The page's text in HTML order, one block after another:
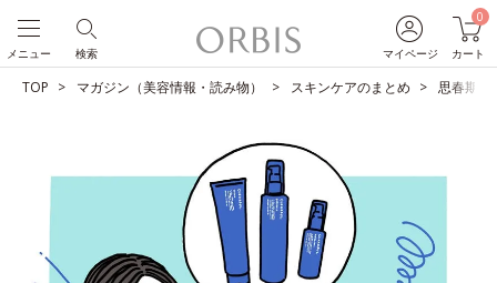
マイページ
0
カート
検索
メニュー
TOP マガジン（美容情報・読み物） スキンケアのまとめ 思春期ニ